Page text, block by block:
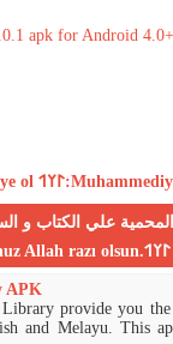
apk for Android 4.0+
ol
desteklerinizle yayın yapmaktadır,bize destek olunuz Allah razı olsun.𐰃𐰠𐰯
APK
provide you
and Melayu. This